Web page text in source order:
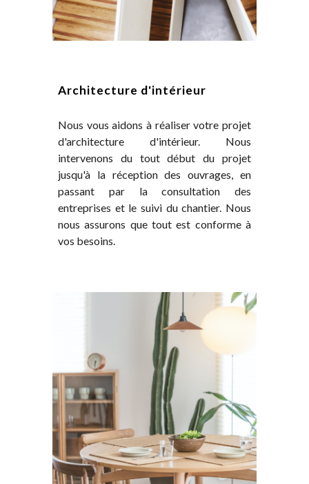
Architecture d'intérieur
Nous vous aidons à réaliser votre projet
d'architecture d'intérieur. Nous
intervenons du tout début du projet
jusqu'à la réception des ouvrages, en
passant par la consultation des
entreprises et le suivi du chantier. Nous
nous assurons que tout est conforme à
vos besoins.